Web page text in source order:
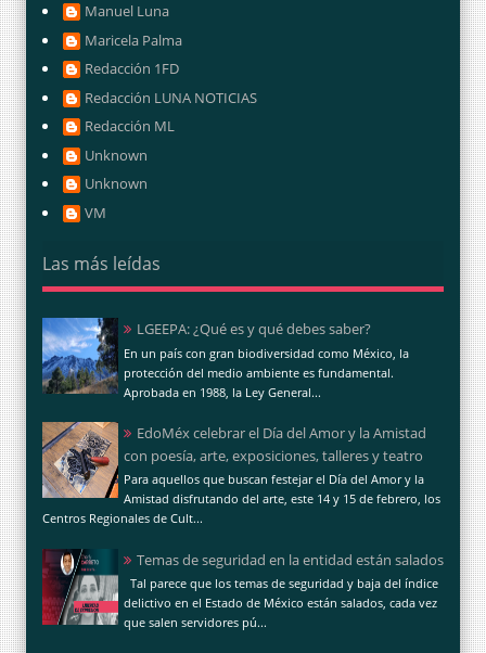
Manuel Luna
Maricela Palma
Redacción 1FD
Redacción LUNA NOTICIAS
Redacción ML
Unknown
Unknown
VM
Las más leídas
LGEEPA: ¿Qué es y qué debes saber?
En un país con gran biodiversidad como México, la
protección del medio ambiente es fundamental.
Aprobada en 1988, la Ley General...
EdoMéx celebrar el Día del Amor y la Amistad
con poesía, arte, exposiciones, talleres y teatro
Para aquellos que buscan festejar el Día del Amor y la
Amistad disfrutando del arte, este 14 y 15 de febrero, los
Centros Regionales de Cult...
Temas de seguridad en la entidad están salados
Tal parece que los temas de seguridad y baja del índice
delictivo en el Estado de México están salados, cada vez
que salen servidores pú...